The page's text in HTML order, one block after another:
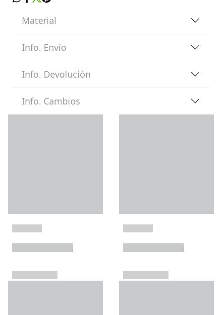
Material
Info. Envío
Info. Devolución
Info. Cambios